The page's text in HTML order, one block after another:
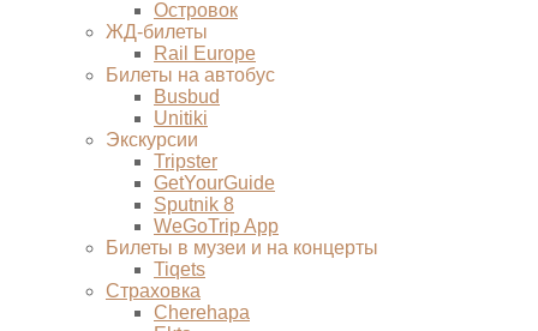
Островок
ЖД-билеты
Rail Europe
Билеты на автобус
Busbud
Unitiki
Экскурсии
Tripster
GetYourGuide
Sputnik 8
WeGoTrip App
Билеты в музеи и на концерты
Tiqets
Страховка
Cherehapa